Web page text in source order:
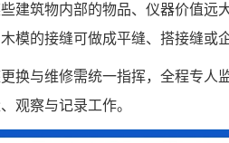
建筑物内部的物品、仪器价值远
模的接缝可做成平缝、搭接缝或
换与维修需统一指挥，全程专人
观察与记录工作。